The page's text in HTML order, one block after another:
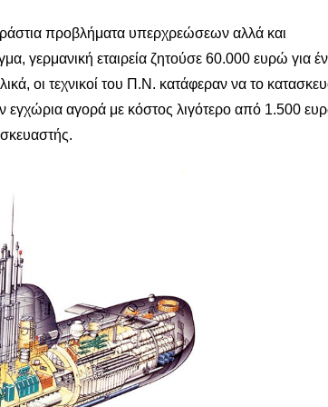
προβλήματα υπερχρεώσεων αλλά και
γερμανική εταιρεία ζητούσε 60.000 ευρώ για
οι τεχνικοί του Π.Ν. κατάφεραν να το
εγχώρια αγορά με κόστος λιγότερο από 1.500